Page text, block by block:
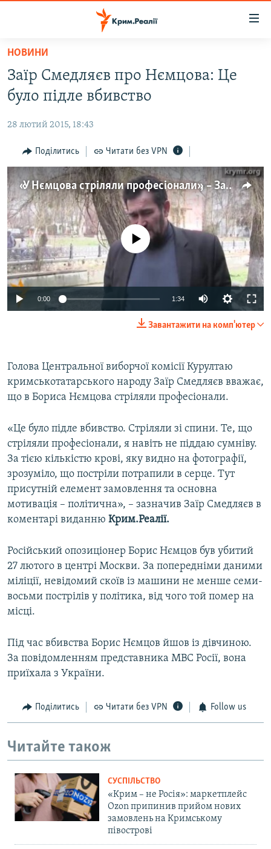
Перейти
основного
матеріалу
Перейти
до
навігації
Перейти
до
пошуку
ВОДА.КРИМ
ВІДЕО ТА ФОТО
ПОЛІТИКА
БЛОГИ
ПОГЛЯД
ІНТЕРВ'Ю
ВСЕ ЗА ДЕНЬ
СПЕЦПРОЕКТИ
ДЕПОРТАЦІЯ
ВІДЕОУРОКИ «ELIFBE»
СВІДЧЕННЯ ОКУПАЦІЇ
ЯК ОБІЙТИ БЛОКУВАННЯ
Русский
Qırımtatar
Усі сайти RFE/RL
НОВИНИ
Заїр Смедляєв про Нємцова: Це
було підле вбивство
28 лютий 2015, 18:43
Поділитись Читати без VPN
«У Нємцова стріляли професіонали», – Заїр Смедляєв
No media source currently available
0:00 1:34
Завантажити на комп'ютер
Голова Центральної виборчої комісії Курултаю
кримськотатарського народу Заїр Смедляєв вважає,
що в Бориса Нємцова стріляли професіонали.
«Це було підле вбивство. Стріляли зі спини. Те, що
стріляли професіонали, я навіть не піддаю сумніву.
За тією кількістю крові, яку видно на фотографії,
зрозуміло, що постріли потрапили в серце. Тут
присутній елемент замовлення та основна
мотивація – політична», – зазначив Заїр Смедляєв в
коментарі виданню Крим.Реалії.
Російський опозиціонер Борис Нємцов був убитий
27 лютого в центрі Москви. За попередніми даними
міліції, невідомий скоїв із машини не менше семи-
восьми пострілів у політика, від чого той помер на
місці.
Під час вбивства Борис Нємцов йшов із дівчиною.
За повідомленням представника МВС Росії, вона
приїхала з України.
Поділитись Читати без VPN Follow us
Читайте також
СУСПІЛЬСТВО
«Крим – не Росія»: маркетплейс
Ozon припинив прийом нових
замовлень на Кримському
півострові